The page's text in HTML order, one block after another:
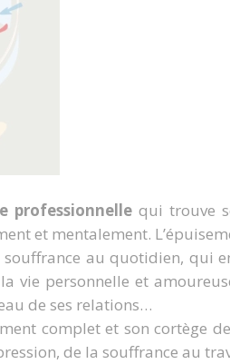
professionnelle qui trouve
et mentalement.
au quotidien, qui
vie personnelle et
de ses relations…
complet et son cortège
de la souffrance au